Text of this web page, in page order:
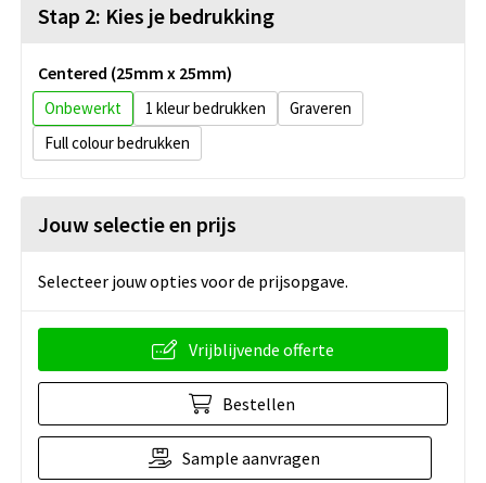
Stap 2: Kies je bedrukking
Centered (25mm x 25mm)
Onbewerkt 1
Graveren
Full colour
Jouw selectie en prijs
Selecteer jouw opties voor de prijsopgave.
Vrijblijvende offerte
Bestellen
Sample aanvragen